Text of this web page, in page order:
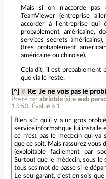
Mais si on n'accorde pas
TeamViewer (entreprise
accorder à l'entreprise qui
probablement américaine,
services secrets
(très probablement
américaine ou chinoise).
Cela dit, il est probablement
que via le reste.
[^] # Re: Je ne vois pas le
Posté parabriotde (site web
13:53. Évalué à 1 .
Bien sûr qu'il y a un gros
service informatique lui installe
ce n'est pas le médecin qui va
que ce soit. Mais rassurez vous
(exploitable facilement par
Surtout que le médecin, sous le
tous ses mot de passe si le
Le seul garant, c'est en sois